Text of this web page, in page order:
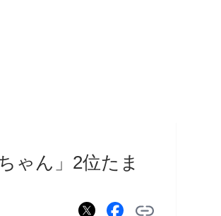
ゃん」2位たま